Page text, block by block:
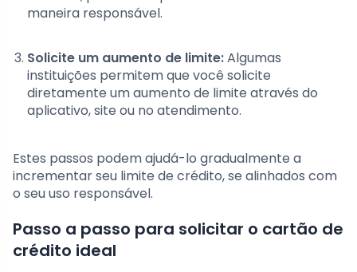
maneira responsável.
Solicite um aumento de limite:Algumas
instituições permitem que você solicite
diretamente um aumento de limite através do
aplicativo, site ou no atendimento.
Estes passos podem ajudá-lo gradualmente a
incrementar seu limite de crédito, se alinhados com
o seu uso responsável.
Passo a passo para solicitar o cartão de
crédito ideal